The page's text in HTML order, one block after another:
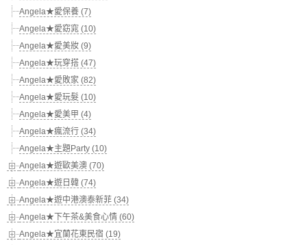
Angela★愛保養 (7)
Angela★愛窈窕 (10)
Angela★愛美妝 (9)
Angela★玩穿搭 (47)
Angela★愛敗家 (82)
Angela★愛玩髮 (10)
Angela★愛美甲 (4)
Angela★瘋流行 (34)
Angela★主題Party (10)
Angela★遊歐美澳 (70)
Angela★遊日韓 (74)
Angela★遊中港澳泰新菲 (34)
Angela★下午茶&美食心情 (60)
Angela★宜蘭花東民宿 (19)